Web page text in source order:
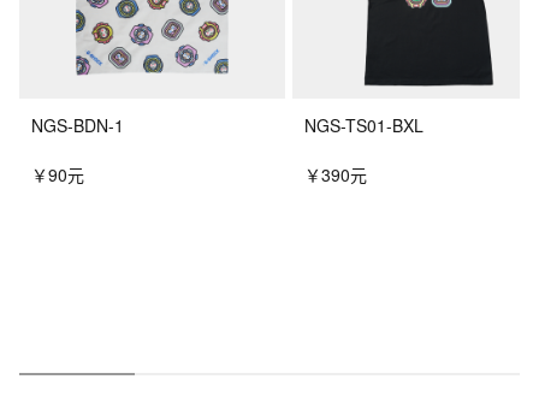
NGS-BDN-1
￥90元
NGS-TS01-BXL
￥390元